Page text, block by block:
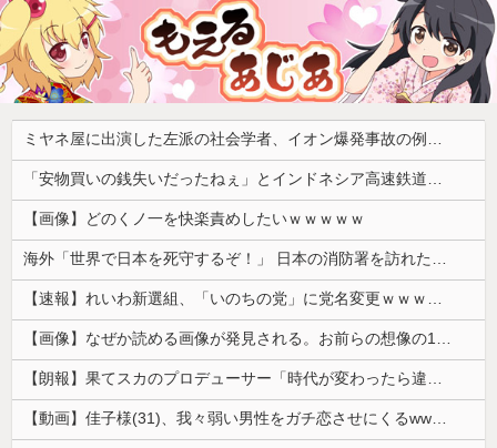
ミヤネ屋に出演した左派の社会学者、イオン爆発事故の例のテナントに理解を示して……
「安物買いの銭失いだったねぇ」とインドネシア高速鉄道の最終処分に日本側騒然、国家予算は使わないというと何が財源なんだ？
【画像】どのくノ一を快楽責めしたいｗｗｗｗｗ
海外「世界で日本を死守するぞ！」 日本の消防署を訪れたちびっ子集団が世界をメロメロに
【速報】れいわ新選組、「いのちの党」に党名変更ｗｗｗｗｗｗ
【画像】なぜか読める画像が発見される。お前らの想像の10倍読めるｗｗｗｗ
【朗報】果てスカのプロデューサー「時代が変わったら違う評価もされるんじゃないか」
【動画】佳子様(31)、我々弱い男性をガチ恋させにくるwwwwwww 【Pickup05164714】